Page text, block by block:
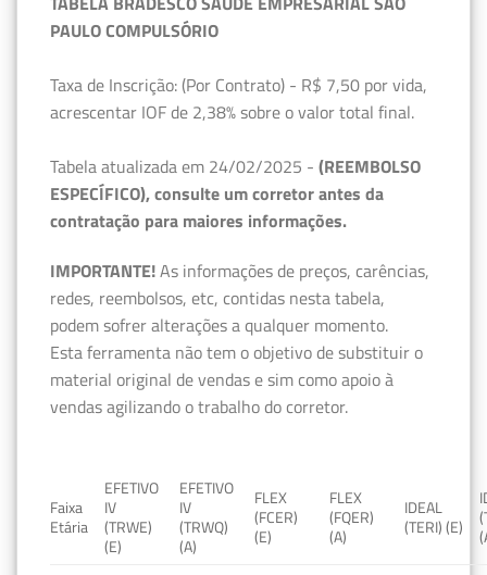
PAULO COMPULSÓRIO
Taxa de Inscrição: (Por Contrato) - R$ 7,50 por vida,
acrescentar IOF de 2,38% sobre o valor total final.
Tabela atualizada em 24/02/2025 - (REEMBOLSO
ESPECÍFICO), consulte um corretor antes da
contratação para maiores informações.
IMPORTANTE!As informações de preços, carências,
redes, reembolsos, etc, contidas nesta tabela,
podem sofrer alterações a qualquer momento.
Esta ferramenta não tem o objetivo de substituir o
material original de vendas e sim como apoio à
vendas agilizando o trabalho do corretor.
Faixa
Etária
EFETIVO
IV
(TRWE)
(E)
EFETIVO
IV
(TRWQ)
(A)
FLEX
(FCER)
(E)
FLEX
(FQER)
(A)
IDEAL
(TERI) (E)